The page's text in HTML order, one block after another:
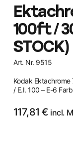
100ft /
STOCK)
Art. Nr. 9515
Kodak
/ E.I. 100 – E-6
117,81€ incl.